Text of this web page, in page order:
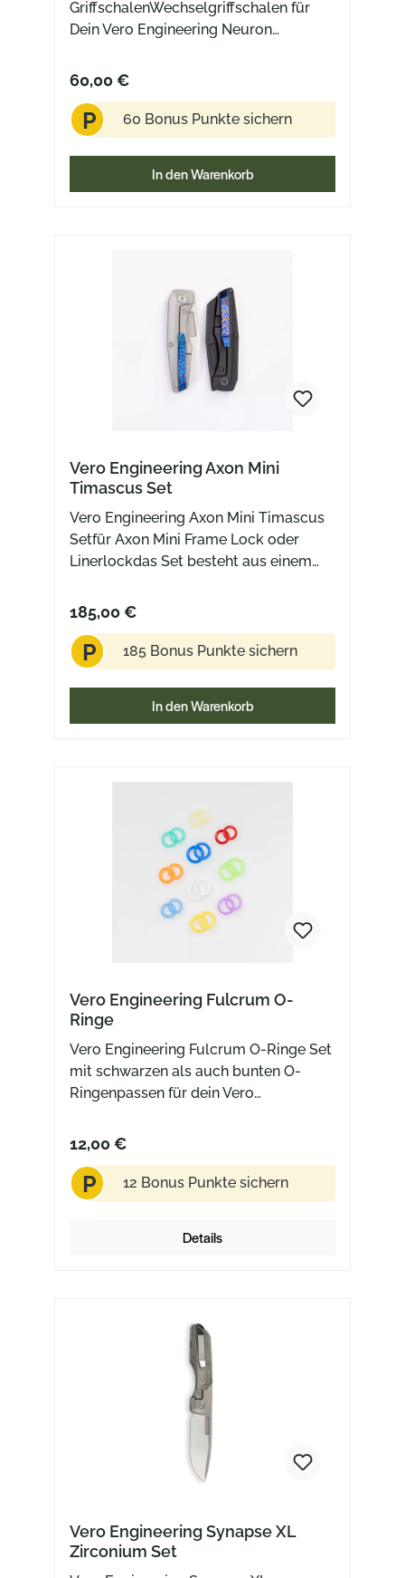
GriffschalenWechselgriffschalen für
Dein Vero Engineering Neuron
Version des Neurons
60,00 €
P 60 Bonus Punkte sichern
In den Warenkorb
Vero Engineering Axon Mini
Timascus Set
Vero Engineering Axon Mini Timascus
Setfür Axon Mini Frame Lock oder
Linerlockdas Set besteht aus einem
ohne Messer
185,00 €
P 185 Bonus Punkte sichern
In den Warenkorb
Vero Engineering Fulcrum O-
Ringe
Vero Engineering Fulcrum O-Ringe Set
mit schwarzen als auch bunten O-
Ringenpassen für dein Vero
Mini
12,00 €
P 12 Bonus Punkte sichern
Details
Vero Engineering Synapse XL
Zirconium Set